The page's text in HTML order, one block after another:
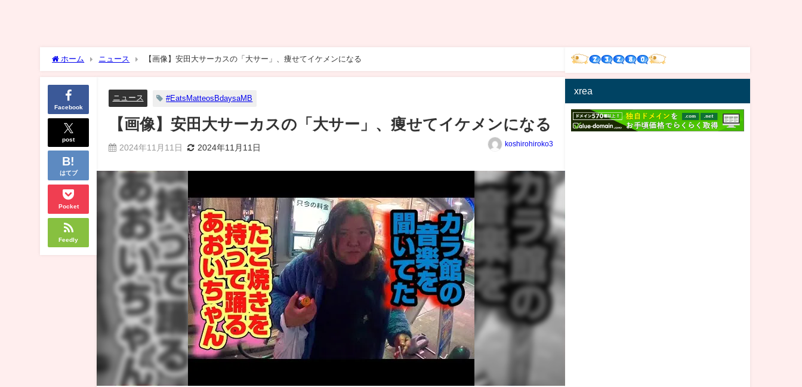
ホーム ニュース 【画像】安田大サーカスの「大サー」、痩せてイケメンになる
Facebook
post
はてブ
Pocket
Feedly
ニュース #EatsMatteosBdaysaMB
【画像】安田大サーカスの「大サー」、痩せてイケメンになる
2024年11月11日 2024年11月11日 koshirohiroko3
xrea